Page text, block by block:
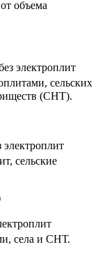
объема
электроплит
сельских
(СНТ).
сельские
села и СНТ.